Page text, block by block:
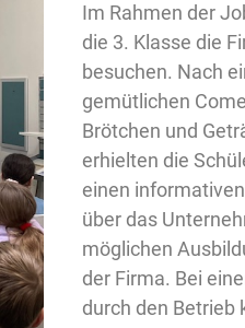
Im Rahmen der
die 3. Klasse die
besuchen. Nach
gemütlichen
Brötchen und
erhielten die
einen
über das
möglichen
der Firma. Bei
durch den Betrieb